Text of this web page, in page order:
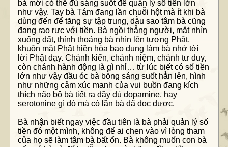
bà mới có thể đủ sáng suốt để quản lý số tiền lớn
như vậy. Tay bà Tám đang lần chuỗi hột mà ít khi bà
dùng đến để tăng sự tập trung, dẫu sao tâm bà cũng
đang rạo rực với tiền. Bà ngồi thẳng người, mắt nhìn
xuống đất, thỉnh thoảng bà nhìn lên tượng Phật,
khuôn mặt Phật hiền hòa bao dung làm bà nhớ tới
lời Phật dạy. Chánh kiến, chánh niệm, chánh tư duy,
còn chánh hành động là gì nhỉ… từ lúc biết có số tiền
lớn như vậy đầu óc bà bỗng sáng suốt hẳn lên, hình
như những cảm xúc mạnh của vui buồn đang kích
thích não bộ bà tiết ra đầy đủ dopamine, hay
serotonine gì đó mà có lần bà đã đọc được.
Bà nhận biết ngay việc đầu tiên là bà phải quản lý số
tiền đó một mình, không để ai chen vào vì lòng tham
của họ sẽ làm tâm bà bất ổn. Bà không muốn con bà